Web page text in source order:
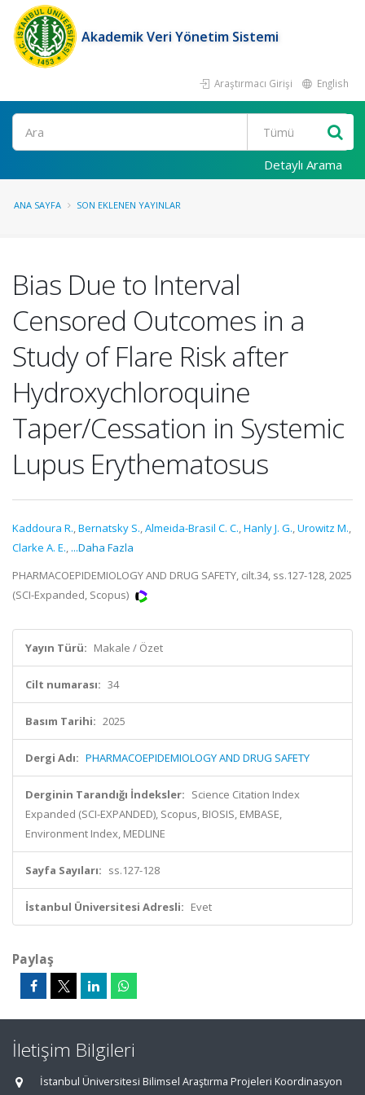
Akademik Veri Yönetim Sistemi
Araştırmacı Girişi English
Ara
Detaylı Arama
ANA SAYFA SON EKLENEN YAYINLAR
Bias Due to Interval
Censored Outcomes in a
Study of Flare Risk after
Hydroxychloroquine
Taper/Cessation in Systemic
Lupus Erythematosus
Kaddoura R.,Bernatsky S.,Almeida-Brasil C. C.,Hanly J. G.,Urowitz M.,
Clarke A. E., ...Daha Fazla
PHARMACOEPIDEMIOLOGY AND DRUG SAFETY, cilt.34, ss.127-128, 2025
(SCI-Expanded, Scopus)
Yayın Türü: Makale / Özet
Cilt numarası: 34
Basım Tarihi: 2025
Dergi Adı: PHARMACOEPIDEMIOLOGY AND DRUG SAFETY
Derginin Tarandığı İndeksler: Science Citation Index
Expanded (SCI-EXPANDED), Scopus, BIOSIS, EMBASE,
Environment Index, MEDLINE
Sayfa Sayıları: ss.127-128
İstanbul Üniversitesi Adresli: Evet
Paylaş
İletişim Bilgileri
İstanbul Üniversitesi Bilimsel Araştırma Projeleri Koordinasyon